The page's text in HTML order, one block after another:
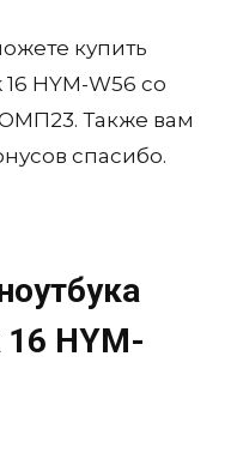
купить
HYM-W56 со
Также вам
спасибо.
HYM-